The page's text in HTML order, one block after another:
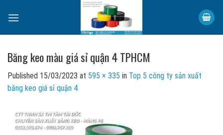
Băng keo màu giá sỉ quận 4 TPHCM
Published 15/03/2023 at 595 × 335 in Top 5 công ty sản xuất
băng keo giá sỉ quận 4